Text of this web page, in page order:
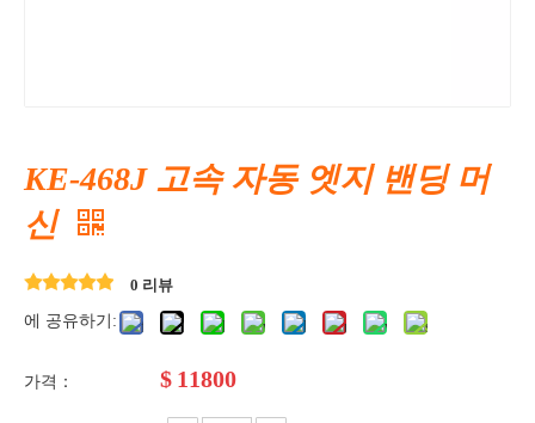
KE-468J 고속 자동 엣지 밴딩 머
신
0 리뷰
에 공유하기:
가격： $ 11800